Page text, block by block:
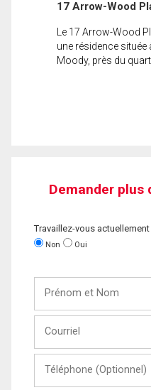
17 Arrow-Wood
Le 17 Arrow-Wood
une résidence située
Moody, près du
Demander plus
Travaillez-vous
Non Oui
Nom
(Optionnel)